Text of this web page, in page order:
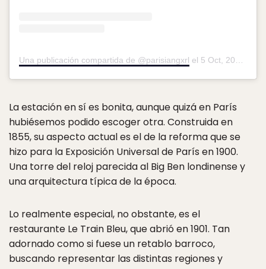
Una publicación compartida de @parisiangxrl el 5 Oct, 2019 a las 4:33 PDT
La estación en sí es bonita, aunque quizá en París
hubiésemos podido escoger otra. Construida en
1855, su aspecto actual es el de la reforma que se
hizo para la Exposición Universal de París en 1900.
Una torre del reloj parecida al Big Ben londinense y
una arquitectura típica de la época.
Lo realmente especial, no obstante, es el
restaurante Le Train Bleu, que abrió en 1901. Tan
adornado como si fuese un retablo barroco,
buscando representar las distintas regiones y